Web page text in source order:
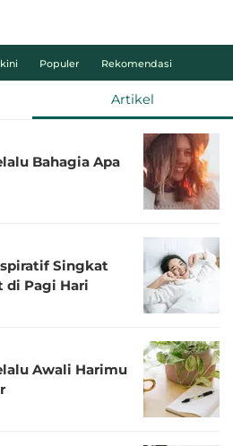
Populer Rekomendasi
Artikel
Bahagia Apa
Singkat
di Pagi Hari
Awali Harimu